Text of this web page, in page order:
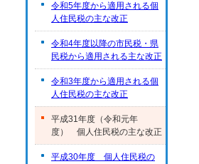
令和5年度から適用される個
人住民税の主な改正
令和4年度以降の市民税・県
民税から適用される主な改正
令和3年度から適用される個
人住民税の主な改正
平成31年度（令和元年
度） 個人住民税の主な改正
平成30年度 個人住民税の